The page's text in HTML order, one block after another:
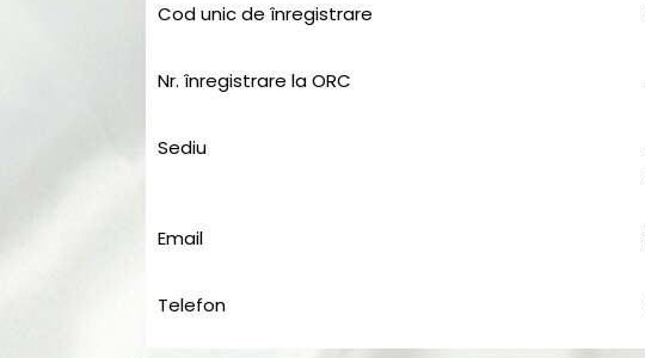
Cod unic de înregistrare
Nr. înregistrare la ORC
Sediu
Email
Telefon